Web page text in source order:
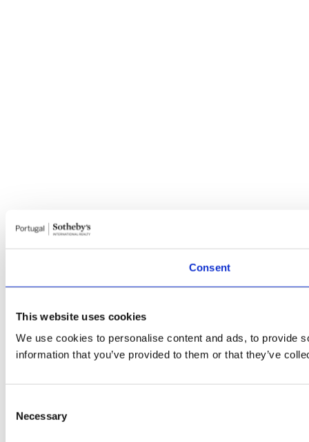
Consent
This website uses cookies
We use cookies to personalise content and ads, to provide
information that you’ve provided to them or that they’ve
Selection
Necessary